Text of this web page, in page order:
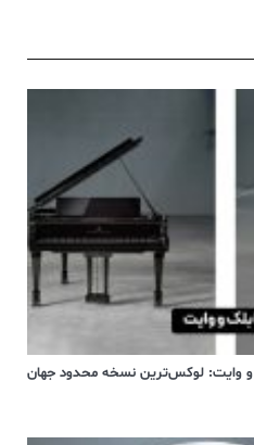
و وایت: لوکس‌ترین نسخه محدود جهان